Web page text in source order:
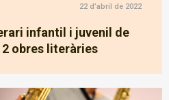
22 d’abril de 2022
infantil i juvenil de
obres literàries